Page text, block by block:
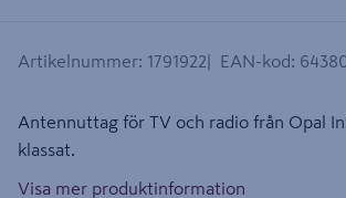
Artikelnummer: 1791922 EAN-kod:
Antennuttag för TV och radio från Opal
klassat.
Visa mer produktinformation